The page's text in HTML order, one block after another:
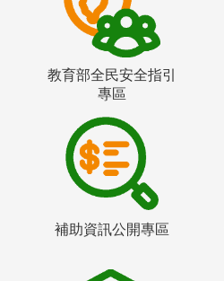
教育部全民安全指引
專區
補助資訊公開專區